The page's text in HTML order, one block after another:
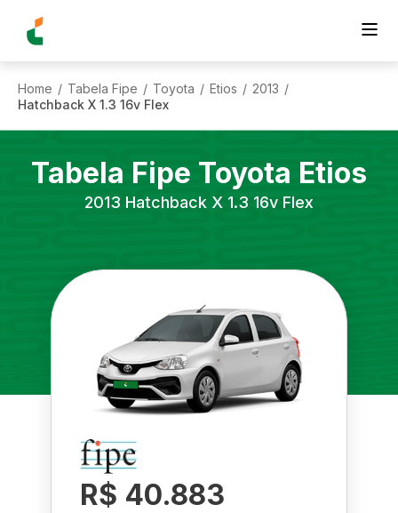
Home / Tabela Fipe / Toyota / Etios / 2013 /
Hatchback X 1.3 16v Flex
Tabela Fipe Toyota Etios
2013 Hatchback X 1.3 16v Flex
R$ 40.883